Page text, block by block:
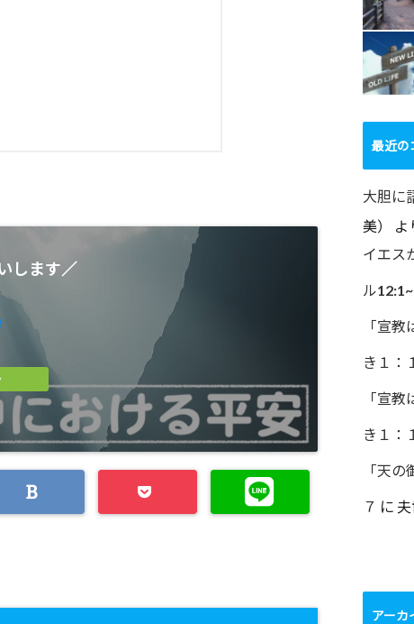
します／
最近の
大胆に
美）
よ
イエス
ル
「宣
き１：
「宣
き１：
「天
７ に
アーカ